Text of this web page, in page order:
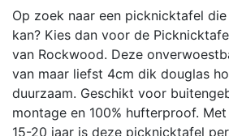
Op zoek naar een picknicktafel
kan? Kies dan voor de
van Rockwood. Deze
van maar liefst 4cm dik douglas
duurzaam. Geschikt voor
montage en 100% hufterproof.
15-20 jaar is deze picknicktafel